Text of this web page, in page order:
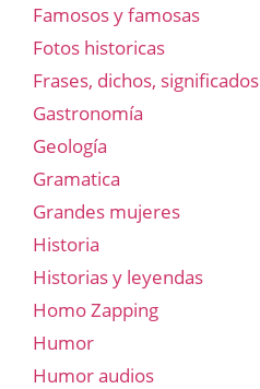
Famosos y famosas
Fotos historicas
Frases, dichos, significados
Gastronomía
Geología
Gramatica
Grandes mujeres
Historia
Historias y leyendas
Homo Zapping
Humor
Humor audios